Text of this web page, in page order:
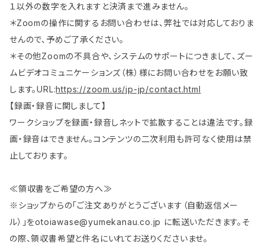
１以外の数字を入れますと決済まで進みません。
＊Zoomの操作に関するお問い合わせは、弊社では対応しておりま
せんので、予めご了承ください。
＊その他Zoomの不具合や、システムのサポートにつきまして、ズー
ムビデオコミュニケーションズ（株）様にお問い合わせをお願い致
します。URL:https://zoom.us/jp-jp/contact.html
【録画・録音に関しまして】
ワークショップを録画・録音しネットで拡散することは違法です。録
画・録音はできません。コンテンツの二次利用も許可なく使用は禁
止しております。
≪領収書をご希望の方へ≫
※ショップからの「ご注文ありがとうございます（自動返信メー
ル）」をotoiawase@yumekanau.co.jp に転送いただきます。そ
の際、領収書希望と件名にいれてお送りくださいませ。